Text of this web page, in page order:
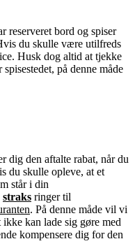
reserveret bord og spiser
du skulle være utilfreds
Husk dog altid at tjekke
på denne måde
dig den aftalte rabat, når du
du skulle opleve, at et
står i din
straks ringer til
. På denne måde vil vi
kan lade sig gøre med
kompensere dig for den